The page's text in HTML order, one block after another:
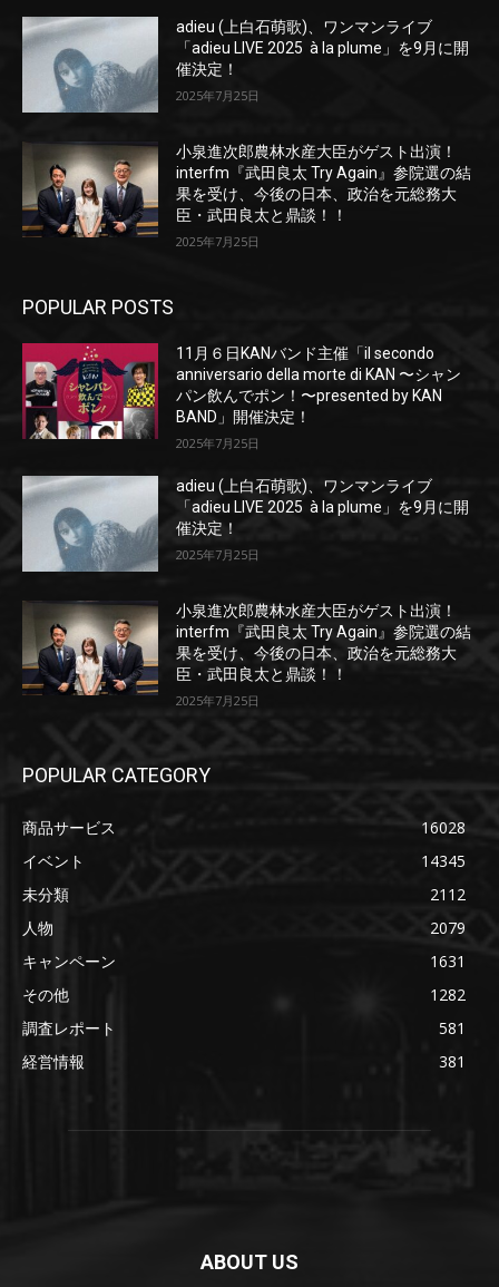
adieu (上白石萌歌)、ワンマンライブ
「adieu LIVE 2025 à la plume」を9月に開
催決定！
2025年7月25日
小泉進次郎農林水産大臣がゲスト出演！
interfm『武田良太 Try Again』参院選の結
果を受け、今後の日本、政治を元総務大
臣・武田良太と鼎談！！
2025年7月25日
POPULAR POSTS
11月６日KANバンド主催「il secondo
anniversario della morte di KAN 〜シャン
パン飲んでポン！〜presented by KAN
BAND」開催決定！
2025年7月25日
adieu (上白石萌歌)、ワンマンライブ
「adieu LIVE 2025 à la plume」を9月に開
催決定！
2025年7月25日
小泉進次郎農林水産大臣がゲスト出演！
interfm『武田良太 Try Again』参院選の結
果を受け、今後の日本、政治を元総務大
臣・武田良太と鼎談！！
2025年7月25日
POPULAR CATEGORY
商品サービス
16028
イベント
14345
未分類
2112
人物
2079
キャンペーン
1631
その他
1282
調査レポート
581
経営情報
381
ABOUT US